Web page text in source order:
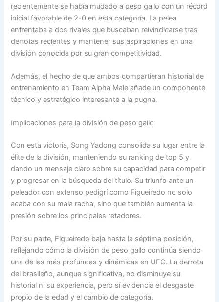
recientemente se había mudado a peso gallo con un récord
inicial favorable de 2-0 en esta categoría. La pelea
enfrentaba a dos rivales que buscaban reivindicarse tras
derrotas recientes y mantener sus aspiraciones en una
división conocida por su gran competitividad.
Además, el hecho de que ambos compartieran historial de
entrenamiento en Team Alpha Male añade un componente
técnico y estratégico interesante a la pugna.
Implicaciones para la división de peso gallo
Con esta victoria, Song Yadong consolida su lugar entre la
élite de la división, manteniendo su ranking de top 5 y
dando un mensaje claro sobre su capacidad para competir
y progresar en la búsqueda del título. Su triunfo ante un
peleador con extenso pedigrí como Figueiredo no solo
acaba con su mala racha, sino que también aumenta la
presión sobre los principales retadores.
Por su parte, Figueiredo baja hasta la séptima posición,
reflejando cómo la división de peso gallo continúa siendo
una de las más profundas y dinámicas en UFC. La derrota
del brasileño, aunque significativa, no disminuye su
historial ni su experiencia, pero sí evidencia el desgaste
propio de la edad y el cambio de categoría.